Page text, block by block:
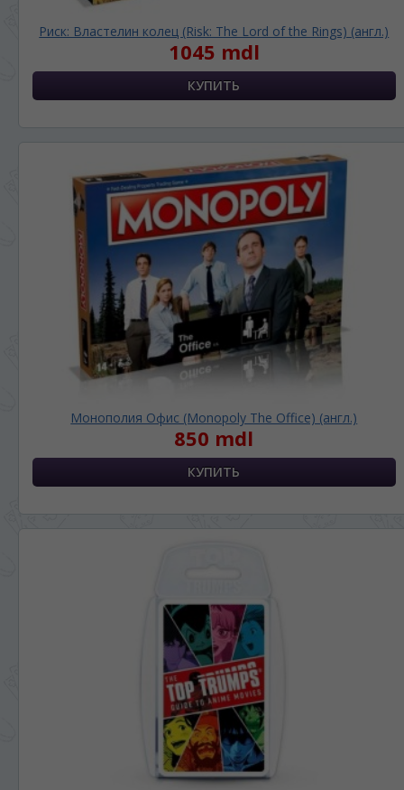
Риск: Властелин колец (Risk: The Lord of the Rings) (англ.)
1045 mdl
Монополия Офис (Monopoly The Office) (англ.)
850 mdl